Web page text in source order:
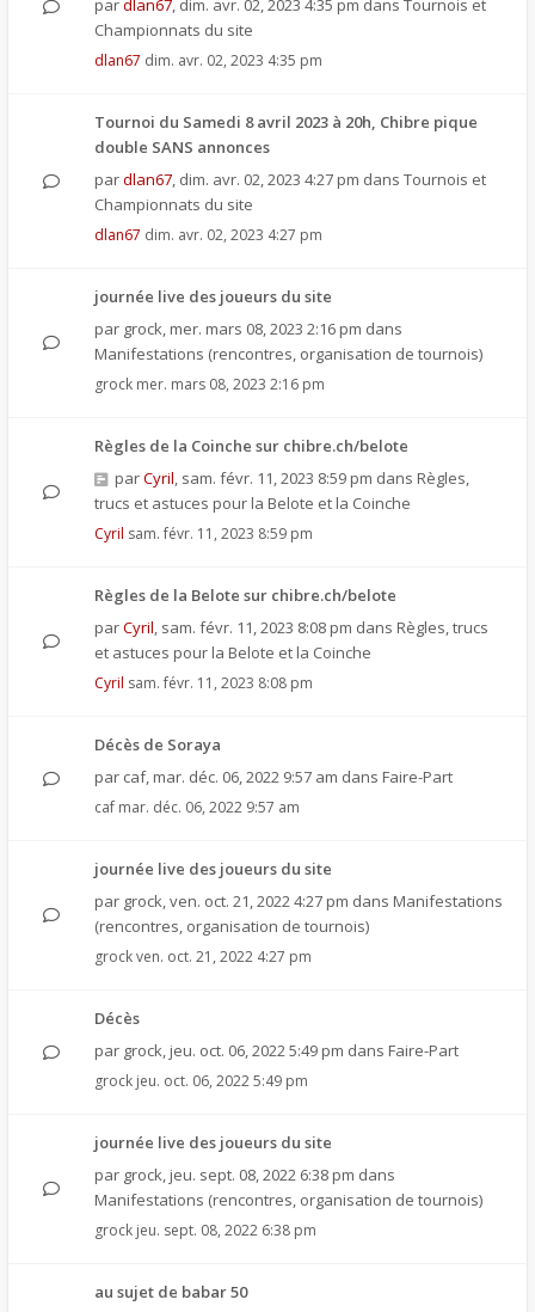
pardlan67, dim. avr. 02, 2023 4:35 pm dans Tournois et
Championnats du site
dlan67 dim. avr. 02, 2023 4:35 pm
Tournoi du Samedi 8 avril 2023 à 20h, Chibre pique
double SANS annonces
pardlan67, dim. avr. 02, 2023 4:27 pm dans Tournois et
Championnats du site
dlan67 dim. avr. 02, 2023 4:27 pm
journée live des joueurs du site
par grock, mer. mars 08, 2023 2:16 pm dans
Manifestations (rencontres, organisation de tournois)
grock mer. mars 08, 2023 2:16 pm
Règles de la Coinche sur chibre.ch/belote
parCyril, sam. févr. 11, 2023 8:59 pm dans Règles,
trucs et astuces pour la Belote et la Coinche
Cyril sam. févr. 11, 2023 8:59 pm
Règles de la Belote sur chibre.ch/belote
parCyril, sam. févr. 11, 2023 8:08 pm dans Règles, trucs
et astuces pour la Belote et la Coinche
Cyril sam. févr. 11, 2023 8:08 pm
Décès de Soraya
par caf, mar. déc. 06, 2022 9:57 am dans Faire-Part
caf mar. déc. 06, 2022 9:57 am
journée live des joueurs du site
par grock,ven. oct. 21, 2022 4:27 pm dans Manifestations
(rencontres, organisation de tournois)
grockven. oct. 21, 2022 4:27 pm
Décès
par grock, jeu. oct. 06, 2022 5:49 pm dans Faire-Part
grock jeu. oct. 06, 2022 5:49 pm
journée live des joueurs du site
par grock, jeu. sept. 08, 2022 6:38 pm dans
Manifestations (rencontres, organisation de tournois)
grock jeu. sept. 08, 2022 6:38 pm
au sujet de babar 50